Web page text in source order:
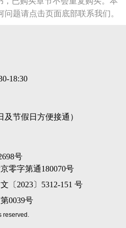
题请点击页面底部联系我们。
18:30
及节假日方便接通）
号
零字第通180070号
〔2023〕5312-151 号
0039号
reserved.